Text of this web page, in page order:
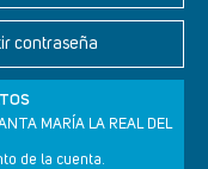
contraseña
MARÍA LA REAL DEL
de la cuenta.